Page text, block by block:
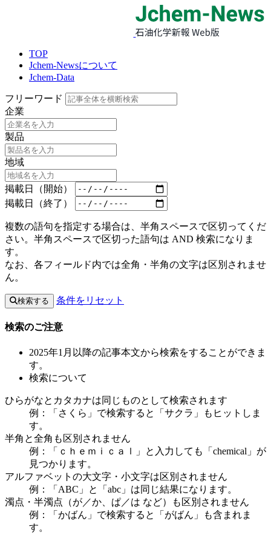
TOP
Jchem-Newsについて
Jchem-Data
フリーワード
企業
製品
地域
掲載日（開始）
掲載日（終了）
複数の語句を指定する場合は、半角スペースで区切ってくだ
さい。半角スペースで区切った語句は AND 検索になりま
す。
なお、各フィールド内では全角・半角の文字は区別されませ
ん。
検索する 条件をリセット
検索のご注意
2025年1月以降の記事本文から検索をすることができま
す。
検索について
ひらがなとカタカナは同じものとして検索されます
例：「さくら」で検索すると「サクラ」もヒットしま
す。
半角と全角も区別されません
例：「ｃｈｅｍｉｃａｌ」と入力しても「chemical」が
見つかります。
アルファベットの大文字・小文字は区別されません
例：「ABC」と「abc」は同じ結果になります。
濁点・半濁点（が／か、ぱ／は など）も区別されません
例：「かばん」で検索すると「がばん」も含まれま
す。